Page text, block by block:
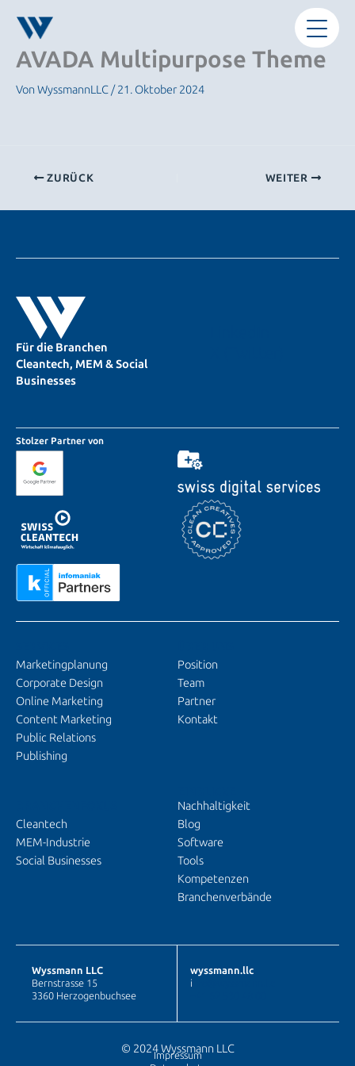
Inhalt
springen
AVADA Multipurpose Theme
Von WyssmannLLC/21. Oktober 2024
ZURÜCK WEITER
Für die Branchen
Cleantech, MEM & Social
Businesses
Stolzer Partner von
Marketingplanung
Corporate Design
Online Marketing
Content Marketing
Public Relations
Publishing
Cleantech
MEM-Industrie
Social Businesses
Position
Team
Partner
Kontakt
Nachhaltigkeit
Blog
Software
Tools
Kompetenzen
Branchenverbände
Wyssmann LLC
Bernstrasse 15
3360 Herzogenbuchsee
wyssmann.llc
i
© 2024 Wyssmann LLC
Impressum